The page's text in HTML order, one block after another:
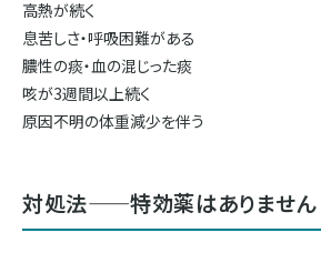
高熱が続く
息苦しさ・呼吸困難がある
膿性の痰・血の混じった痰
咳が3週間以上続く
原因不明の体重減少を伴う
対処法——特効薬はありません